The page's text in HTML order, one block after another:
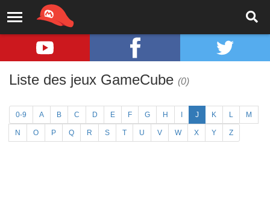
Liste des jeux GameCube (0)
0-9 A B C D E F G H J K L M
N O P Q R S T U V W X Y Z